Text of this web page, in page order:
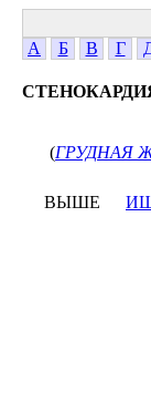
А
Б В Г
(ГРУДНАЯ
ВЫШЕ